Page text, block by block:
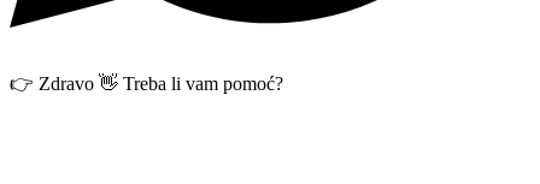
👉 Zdravo 👋 Treba li vam pomoć?